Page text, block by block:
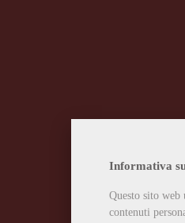
Informativa
Questo sito
contenuti